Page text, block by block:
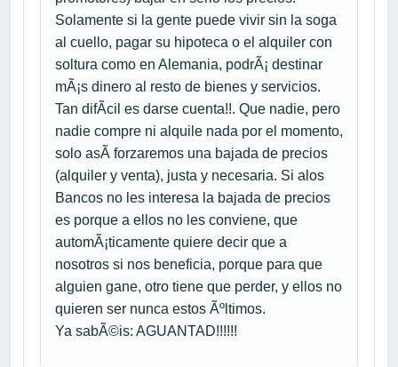
Solamente si la gente puede vivir sin la soga
al cuello, pagar su hipoteca o el alquiler con
soltura como en Alemania, podrÃ¡ destinar
mÃ¡s dinero al resto de bienes y servicios.
Tan difÃ­cil es darse cuenta!!. Que nadie, pero
nadie compre ni alquile nada por el momento,
solo asÃ­ forzaremos una bajada de precios
(alquiler y venta), justa y necesaria. Si alos
Bancos no les interesa la bajada de precios
es porque a ellos no les conviene, que
automÃ¡ticamente quiere decir que a
nosotros si nos beneficia, porque para que
alguien gane, otro tiene que perder, y ellos no
quieren ser nunca estos Ãºltimos.
Ya sabÃ©is: AGUANTAD!!!!!!